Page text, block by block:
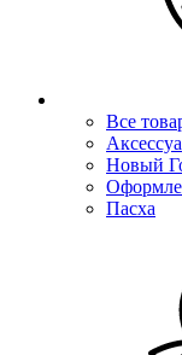
Все
Новый
Пасха